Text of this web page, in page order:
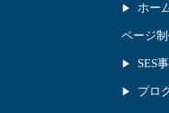
ホー
ページ
SES
プロ